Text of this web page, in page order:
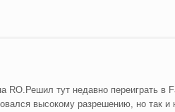
RO.Решил тут недавно переиграть в
высокому разрешению, но так и